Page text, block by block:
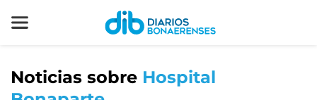
Noticias sobre Hospital